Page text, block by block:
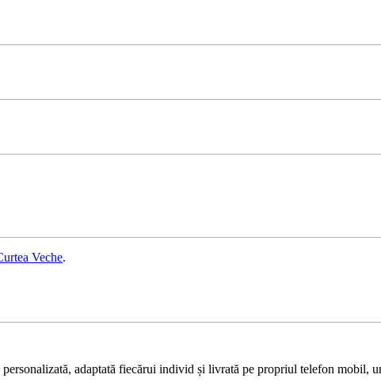
Veche.
adaptată fiecărui individ și livrată pe propriul telefon mobil,